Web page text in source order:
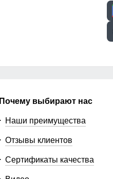
Почему выбирают нас
Наши преимущества
Отзывы клиентов
Сертификаты качества